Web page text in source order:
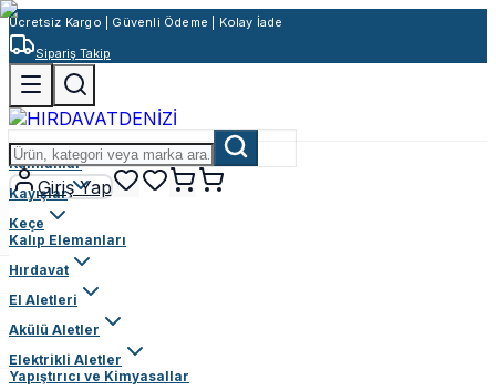
Ücretsiz Kargo | Güvenli Ödeme | Kolay İade
Sipariş Takip
Giriş Yap
Rulmanlar
Kayışlar
Keçe
Kalıp Elemanları
Hırdavat
El Aletleri
Akülü Aletler
Elektrikli Aletler
Yapıştırıcı ve Kimyasallar